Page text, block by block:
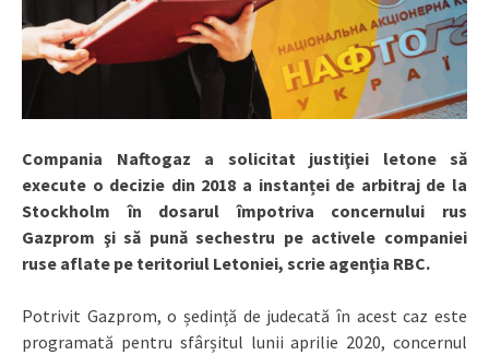
Compania Naftogaz a solicitat justiţiei letone să
execute o decizie din 2018 a instanței de arbitraj de la
Stockholm în dosarul împotriva concernului rus
Gazprom şi să pună sechestru pe activele companiei
ruse aflate pe teritoriul Letoniei, scrie agenţia RBC.
Potrivit Gazprom, o ședință de judecată în acest caz este
programată pentru sfârșitul lunii aprilie 2020, concernul